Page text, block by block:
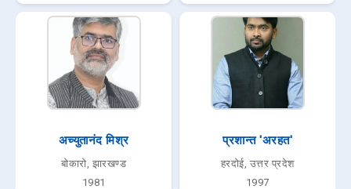
अच्युतानंद मिश्र
बोकारो, झारखण्ड
1981
प्रशान्त 'अरहत'
हरदोई, उत्तर प्रदेश
1997